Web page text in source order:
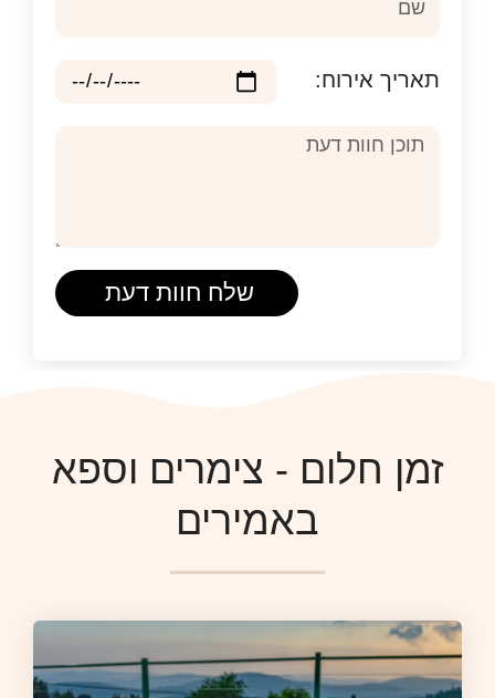
תאריך אירוח:
שלח חוות דעת
זמן חלום - צימרים וספא
באמירים